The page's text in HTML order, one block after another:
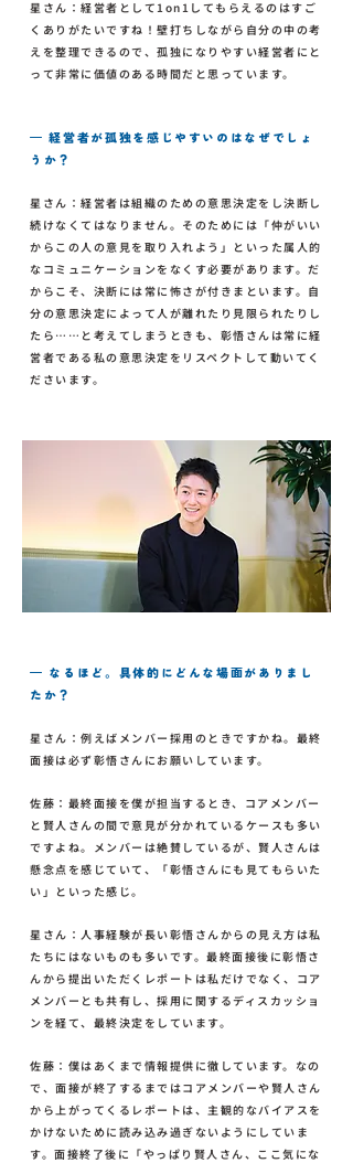
星さん：経営者として1on1してもらえるのはすご
くありがたいですね！壁打ちしながら自分の中の考
えを整理できるので、孤独になりやすい経営者にと
って非常に価値のある時間だと思っています。
— 経営者が孤独を感じやすいのはなぜでしょ
うか？
星さん：経営者は組織のための意思決定をし決断し
続けなくてはなりません。そのためには「仲がいい
からこの人の意見を取り入れよう」といった属人的
なコミュニケーションをなくす必要があります。だ
からこそ、決断には常に怖さが付きまといます。自
分の意思決定によって人が離れたり見限られたりし
たら……と考えてしまうときも、彰悟さんは常に経
営者である私の意思決定をリスペクトして動いてく
ださいます。
— なるほど。具体的にどんな場面がありまし
たか？
星さん：例えばメンバー採用のときですかね。最終
面接は必ず彰悟さんにお願いしています。
佐藤：最終面接を僕が担当するとき、コアメンバー
と賢人さんの間で意見が分かれているケースも多い
ですよね。メンバーは絶賛しているが、賢人さんは
懸念点を感じていて、「彰悟さんにも見てもらいた
い」といった感じ。
星さん：人事経験が長い彰悟さんからの見え方は私
たちにはないものも多いです。最終面接後に彰悟さ
んから提出いただくレポートは私だけでなく、コア
メンバーとも共有し、採用に関するディスカッショ
ンを経て、最終決定をしています。
佐藤：僕はあくまで情報提供に徹しています。なの
で、面接が終了するまではコアメンバーや賢人さん
から上がってくるレポートは、主観的なバイアスを
かけないために読み込み過ぎないようにしていま
す。面接終了後に「やっぱり賢人さん、ここ気にな